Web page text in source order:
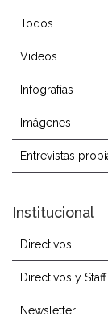
Todos
Videos
Infografías
Imágenes
Entrevistas
Institucional
Directivos
Directivos y Staff
Newsletter